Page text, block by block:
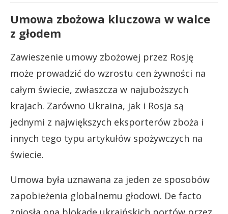
Umowa zbożowa kluczowa w walce
z głodem
Zawieszenie umowy zbożowej przez Rosję
może prowadzić do wzrostu cen żywności na
całym świecie, zwłaszcza w najuboższych
krajach. Zarówno Ukraina, jak i Rosja są
jednymi z największych eksporterów zboża i
innych tego typu artykułów spożywczych na
świecie.
Umowa była uznawana za jeden ze sposobów
zapobieżenia globalnemu głodowi. De facto